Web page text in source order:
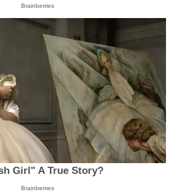
Brainberries
Girl" A True Story?
Brainberries